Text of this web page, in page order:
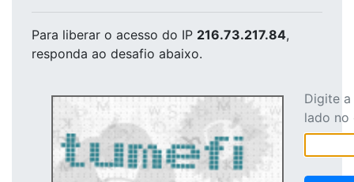
Para liberar o acesso do IP 216.73.217.84,
responda ao desafio abaixo.
Digite
lado no